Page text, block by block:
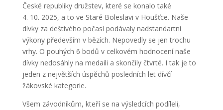
České republiky družstev, které se konalo také
4. 10. 2025, a to ve Staré Boleslavi v Houšťce. Naše
dívky za deštivého počasí podávaly nadstandartní
výkony především v bězích. Nepovedly se jen trochu
vrhy. O pouhých 6 bodů v celkovém hodnocení naše
dívky nedosáhly na medaili a skončily čtvrté. I tak je to
jeden z největších úspěchů posledních let dívčí
žákovské kategorie.
Všem závodníkům, kteří se na výsledcích podíleli,